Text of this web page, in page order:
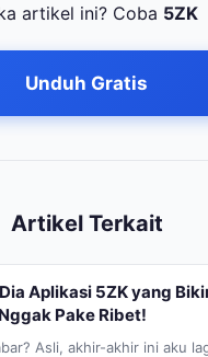
artikel ini? Coba 5ZK
Unduh Gratis
Artikel Terkait
Aplikasi 5ZK yang
Pake Ribet!
Asli, akhir-akhir ini aku